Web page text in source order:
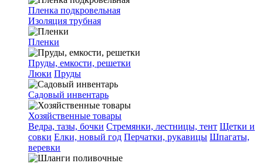
Пленка подкровельная
Изоляция трубная
Пленки
Пруды, емкости, решетки
Люки Пруды
Садовый инвентарь
Хозяйственные товары
Ведра, тазы, бочки Стремянки, лестницы, тент Щетки и
совки Елки, новый год Перчатки, рукавицы Шпагаты,
веревки